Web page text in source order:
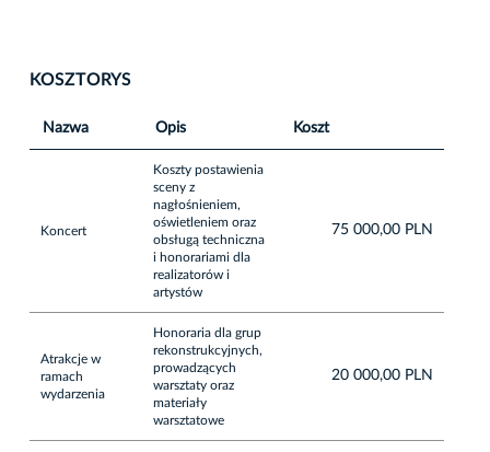
KOSZTORYS
Nazwa Opis Koszt
Koncert
Koszty postawienia
sceny z
nagłośnieniem,
oświetleniem oraz
obsługą techniczna
i honorariami dla
realizatorów i
artystów
75 000,00 PLN
Atrakcje w
ramach
wydarzenia
Honoraria dla grup
rekonstrukcyjnych,
prowadzących
warsztaty oraz
materiały
warsztatowe
20 000,00 PLN